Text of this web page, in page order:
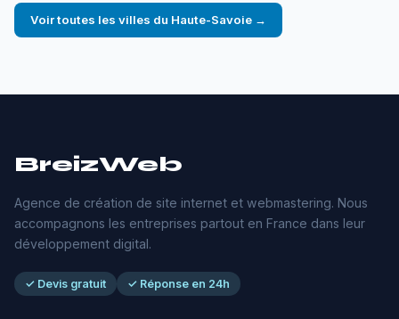
Voir toutes les villes du Haute-Savoie →
BreizWeb
Agence de création de site internet et webmastering. Nous
accompagnons les entreprises partout en France dans leur
développement digital.
✓ Devis gratuit ✓ Réponse en 24h